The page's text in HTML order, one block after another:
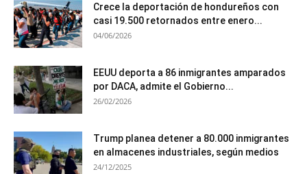
Crece la deportación de hondureños con
casi 19.500 retornados entre enero...
04/06/2026
EEUU deporta a 86 inmigrantes amparados
por DACA, admite el Gobierno...
26/02/2026
Trump planea detener a 80.000 inmigrantes
en almacenes industriales, según medios
24/12/2025